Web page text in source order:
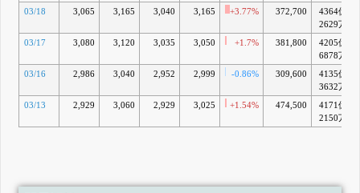
03/18
3,065 3,165 3,040 3,165 +3.77% 372,700
4364億
2629万
03/17
3,080 3,120 3,035 3,050 +1.7% 381,800
4205億
6878万
03/16
2,986 3,040 2,952 2,999 -0.86% 309,600
4135億
3632万
03/13
2,929 3,060 2,929 3,025 +1.54% 474,500
4171億
2150万